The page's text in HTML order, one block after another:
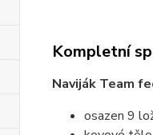
Kompletní
Naviják Team
osazen 9